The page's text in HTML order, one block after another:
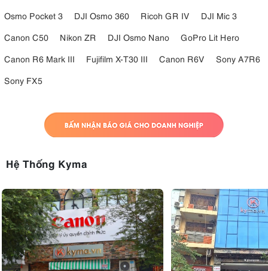
Osmo Pocket 3
DJI Osmo 360 Ricoh GR IV
DJI Mic 3
Canon C50
Nikon ZR DJI Osmo Nano
GoPro Lit Hero
Canon R6 Mark III
Fujifilm X-T30 III Canon R6V
Sony A7R6
Sony FX5
Hệ Thống Kyma